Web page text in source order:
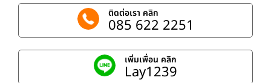
ติดต่อเรา คลิก
085 622 2251
เพิ่มเพื่อน คลิก
Lay1239